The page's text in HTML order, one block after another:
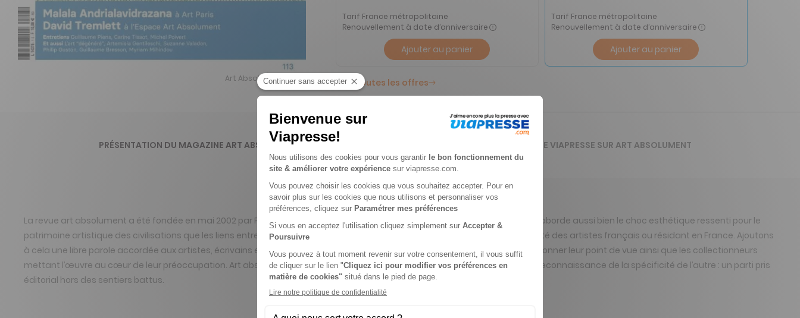
Art Absolument n° 118
Tarif France métropolitaine
Renouvellement à date d’anniversaire
Ajouter au panier
Tarif France métropolitaine
Renouvellement à date d’anniversaire
Ajouter au panier
Voir toutes les offres
PRÉSENTATION DU MAGAZINE ART ABSOLUMENT
La revue art absolument a été fondée en mai 2002 par Pascal Amel, écrivain, et Teddy Tibi, entrepreneur amateur d'art. Elle aborde aussi bien le choc esthétique ressenti pour le
patrimoine artistique des civilisations que les liens entre l’art du passé et l’art d’aujourd’hui, ou encore la pluralité et la diversité des artistes français ou résidant en France. Ajoutons
à cela une libre parole accordée aux artistes, écrivains et autres critiques d’art, les conservateurs de musée sont invités à donner leur point de vue ainsi que les collectionneurs
mettant l’œuvre au cœur de leur préoccupation. Art absolument conjugue culture avec partage de valeurs communes et reconnaissance de la spécificité de l’autre : un parti pris
éditorial hors des sentiers battus.
L'AVIS DE VIAPRESSE SUR ART ABSOLUMENT